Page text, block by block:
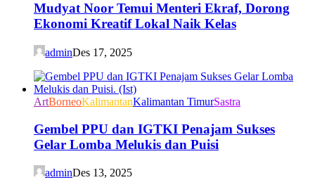
Mudyat Noor Temui Menteri Ekraf, Dorong
Ekonomi Kreatif Lokal Naik Kelas
adminDes 17, 2025
ArtBorneoKalimantanKalimantan TimurSastra
Gembel PPU dan IGTKI Penajam Sukses
Gelar Lomba Melukis dan Puisi
adminDes 13, 2025